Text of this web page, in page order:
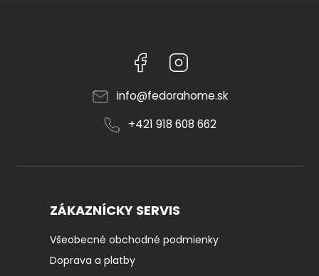
Facebook
info@fedorahome.sk
+421 918 608 662
ZÁKAZNÍCKY SERVIS
Všeobecné obchodné podmienky
Doprava a platby